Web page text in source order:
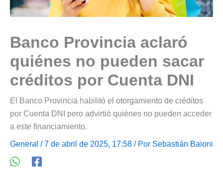
Banco Provincia aclaró
quiénes no pueden sacar
créditos por Cuenta DNI
El Banco Provincia habilitó el otorgamiento de créditos
por Cuenta DNI pero advirtió quiénes no pueden acceder
a este financiamiento.
General / 7 de abril de 2025, 17:58 / Por Sebastián Baioni